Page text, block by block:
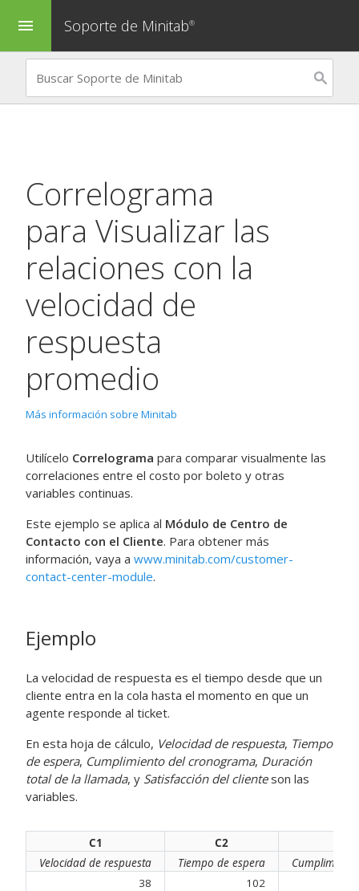
menu Soporte de Minitab®
Correlograma
para Visualizar las
relaciones con la
velocidad de
respuesta
promedio
Más información sobre Minitab
Utilícelo Correlograma para comparar visualmente las
correlaciones entre el costo por boleto y otras
variables continuas.
Este ejemplo se aplica al Módulo de Centro de
Contacto con el Cliente. Para obtener más
información, vaya a www.minitab.com/customer-
contact-center-module.
Ejemplo
La velocidad de respuesta es el tiempo desde que un
cliente entra en la cola hasta el momento en que un
agente responde al ticket.
En esta hoja de cálculo, Velocidad de respuesta, Tiempo
de espera, Cumplimiento del cronograma, Duración
total de la llamada, y Satisfacción del clienteson las
variables.
C1
C2
Velocidad de respuesta
Tiempo de espera
38
102